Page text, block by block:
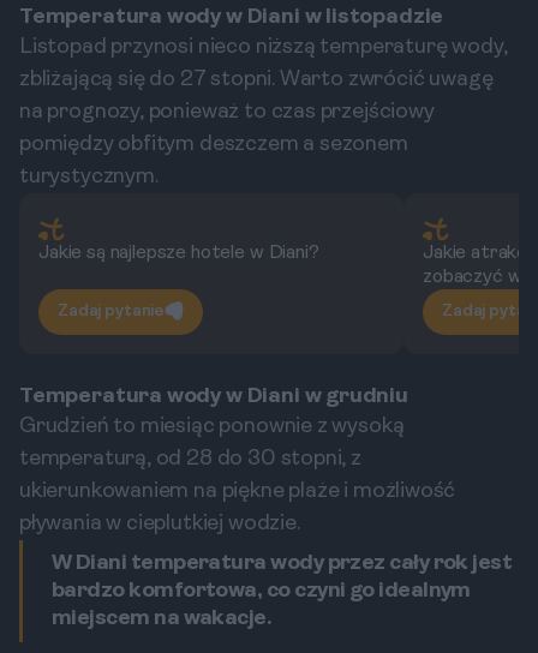
Temperatura wody w Diani w listopadzie
Listopad przynosi nieco niższą temperaturę wody,
zbliżającą się do 27 stopni. Warto zwrócić uwagę
na prognozy, ponieważ to czas przejściowy
pomiędzy obfitym deszczem a sezonem
turystycznym.
Jakie są najlepsze hotele w Diani?
Zadaj pytanie
Jakie
zobaczyć w
Zadaj
Temperatura wody w Diani w grudniu
Grudzień to miesiąc ponownie z wysoką
temperaturą, od 28 do 30 stopni, z
ukierunkowaniem na piękne plaże i możliwość
pływania w cieplutkiej wodzie.
W Diani temperatura wody przez cały rok jest
bardzo komfortowa, co czyni go idealnym
miejscem na wakacje.